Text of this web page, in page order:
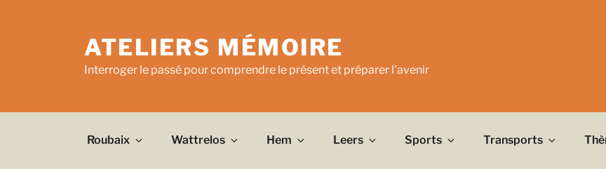
ATELIERS MÉMOIRE
Interroger le passé pour comprendre le présent et préparer l'avenir
Roubaix Wattrelos Hem Leers Sports Transports